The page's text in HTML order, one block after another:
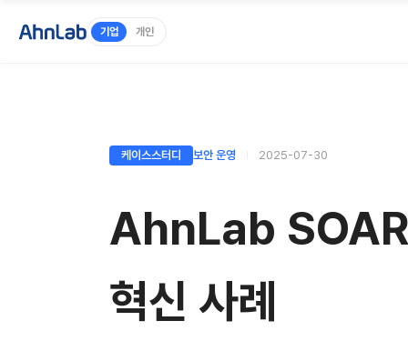
기업 개인
케이스스터디 보안 운영 2025-07-30
AhnLab SOAR
혁신 사례